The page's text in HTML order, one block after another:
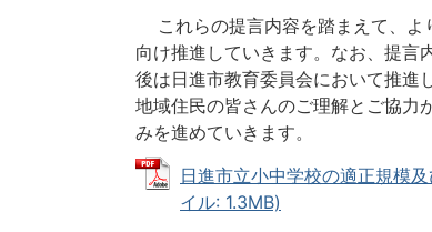
これらの提言内容を踏まえて、よ
向け推進していきます。なお、提言
後は日進市教育委員会において推進
地域住民の皆さんのご理解とご協力
みを進めていきます。
日進市立小中学校の適正規模
イル: 1.3MB)